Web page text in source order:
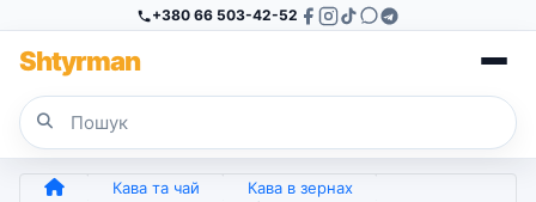
+380 66 503-42-52
Shtyrman
Кава та чай
Кава в зернах